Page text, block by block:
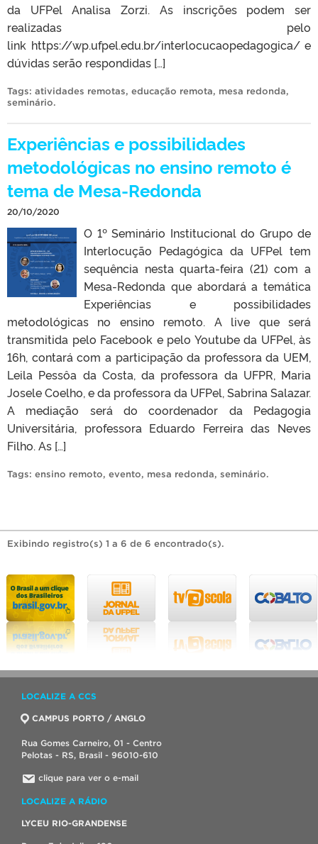
da UFPel Analisa Zorzi. As inscrições podem ser
realizadas pelo
link https://wp.ufpel.edu.br/interlocucaopedagogica/ e
dúvidas serão respondidas […]
Tags: atividades remotas, educação remota, mesa redonda,
seminário.
Experiências e possibilidades
metodológicas no ensino remoto é
tema de Mesa-Redonda
20/10/2020
O 1º Seminário Institucional do Grupo de
Interlocução Pedagógica da UFPel tem
sequência nesta quarta-feira (21) com a
Mesa-Redonda que abordará a temática
Experiências e possibilidades
metodológicas no ensino remoto. A live que será
transmitida pelo Facebook e pelo Youtube da UFPel, às
16h, contará com a participação da professora da UEM,
Leila Pessôa da Costa, da professora da UFPR, Maria
Josele Coelho, e da professora da UFPel, Sabrina Salazar.
A mediação será do coordenador da Pedagogia
Universitária, professora Eduardo Ferreira das Neves
Filho. As […]
Tags: ensino remoto, evento, mesa redonda, seminário.
Exibindo registro(s) 1 a 6 de 6 encontrado(s).
LOCALIZE A CCS
CAMPUS PORTO / ANGLO
Rua Gomes Carneiro, 01 - Centro
Pelotas - RS, Brasil - 96010-610
clique para ver o e-mail
LOCALIZE A RÁDIO
LYCEU RIO-GRANDENSE